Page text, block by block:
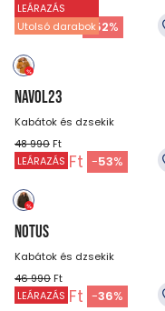
28 990Ft
13 990Ft -52%
LEÁRAZÁS
Utolsó darabok
NAVOL23
Kabátok és dzsekik
48 990 Ft
22 990 Ft -53%
LEÁRAZÁS
NOTUS
Kabátok és dzsekik
46 990 Ft
29 990 Ft -36%
LEÁRAZÁS